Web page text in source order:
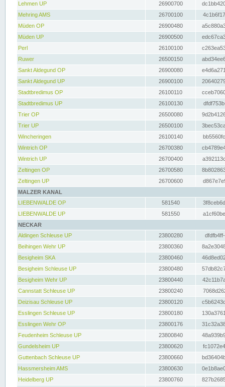
Lehmen UP
26900700
Mehring AMS
26700100
Müden OP
26900480
Müden UP
26900500
Perl
26100100
Ruwer
26500150
Sankt Aldegund OP
26900080
Sankt Aldegund UP
26900100
Stadtbredimus OP
26100110
Stadtbredimus UP
26100130
Trier OP
26500080
Trier UP
26500100
Wincheringen
26100140
Wintrich OP
26700380
Wintrich UP
26700400
Zeltingen OP
26700580
Zeltingen UP
26700600
MALZER KANAL
LIEBENWALDE OP
581540
LIEBENWALDE UP
581550
NECKAR
Aldingen Schleuse UP
23800280
Beihingen Wehr UP
23800360
Besigheim SKA
23800460
Besigheim Schleuse UP
23800480
Besigheim Wehr UP
23800440
Cannstatt Schleuse UP
23800240
Deizisau Schleuse UP
23800120
Esslingen Schleuse UP
23800180
Esslingen Wehr OP
23800176
Feudenheim Schleuse UP
23800840
Gundelsheim UP
23800620
Guttenbach Schleuse UP
23800660
Hassmersheim AMS
23800630
Heidelberg UP
23800760